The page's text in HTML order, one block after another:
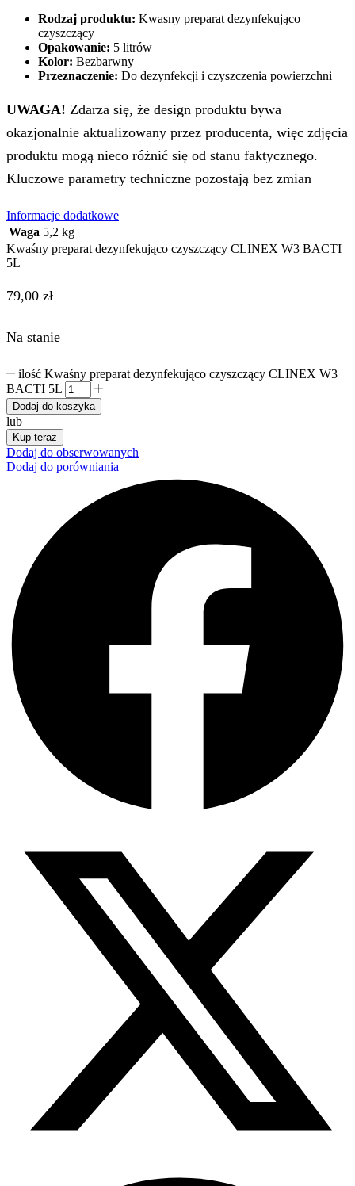
Rodzaj produktu: Kwasny preparat dezynfekująco
czyszczący
Opakowanie: 5 litrów
Kolor: Bezbarwny
Przeznaczenie: Do dezynfekcji i czyszczenia powierzchni
UWAGA! Zdarza się, że design produktu bywa
okazjonalnie aktualizowany przez producenta, więc zdjęcia
produktu mogą nieco różnić się od stanu faktycznego.
Kluczowe parametry techniczne pozostają bez zmian
Informacje dodatkowe
Waga 5,2 kg
Kwaśny preparat dezynfekująco czyszczący CLINEX W3 BACTI
5L
79,00 zł
Na stanie
ilość Kwaśny preparat dezynfekująco czyszczący CLINEX W3
BACTI 5L
Dodaj do koszyka
lub
Kup teraz
Dodaj do obserwowanych
Dodaj do porówniania